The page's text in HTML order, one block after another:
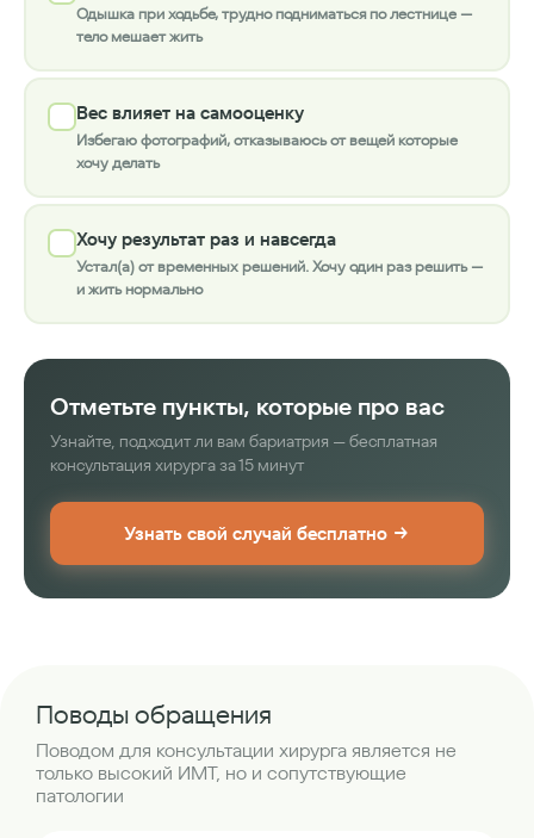
Одышка при ходьбе, трудно подниматься по лестнице —
тело мешает жить
Вес влияет на самооценку
Избегаю фотографий, отказываюсь от вещей которые
хочу делать
Хочу результат раз и навсегда
Устал(а) от временных решений. Хочу один раз решить —
и жить нормально
Отметьте пункты, которые про вас
Узнайте, подходит ли вам бариатрия — бесплатная
консультация хирурга за 15 минут
Узнать свой случай бесплатно →
Поводы обращения
Поводом для консультации хирурга является не
только высокий ИМТ, но и сопутствующие
патологии